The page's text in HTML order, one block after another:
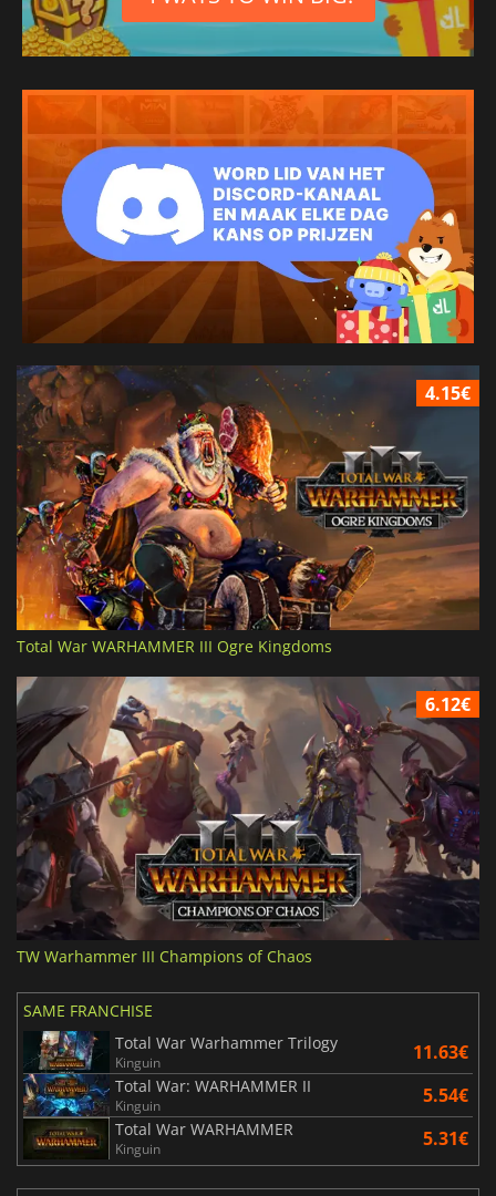
4.15€
Total War WARHAMMER III Ogre Kingdoms
6.12€
TW Warhammer III Champions of Chaos
SAME FRANCHISE
Total War Warhammer Trilogy
Kinguin 11.63€
Total War: WARHAMMER II
Kinguin 5.54€
Total War WARHAMMER
Kinguin 5.31€